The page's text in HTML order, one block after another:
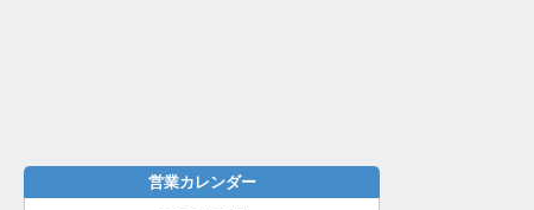
営業カレンダー